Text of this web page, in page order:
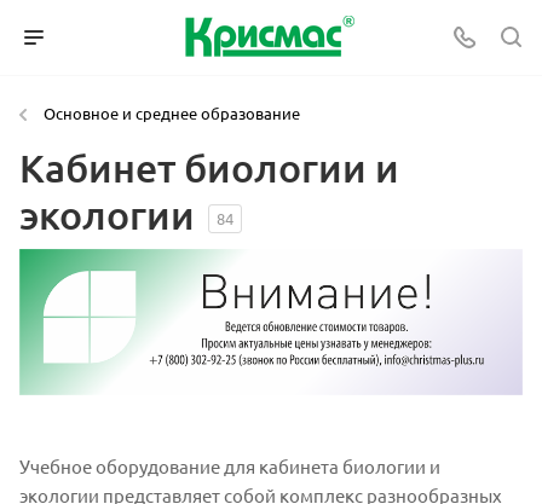
Основное и среднее образование
Кабинет биологии и
экологии
84
Учебное оборудование для кабинета биологии и
экологии представляет собой комплекс разнообразных